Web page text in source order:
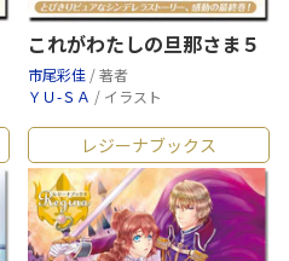
これがわたしの旦那さま５
市尾彩佳 / 著者
ＹＵ-ＳＡ / イラスト
レジーナブックス